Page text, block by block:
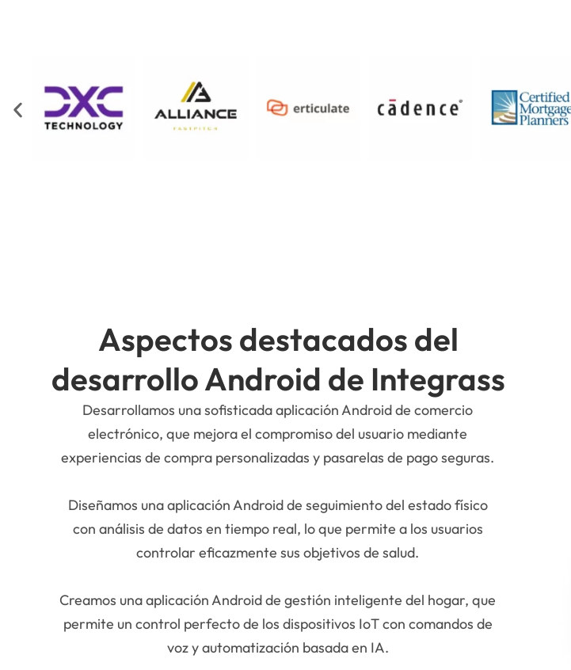
Aspectos destacados del
desarrollo Android de Integrass
Desarrollamos una sofisticada aplicación Android de comercio
electrónico, que mejora el compromiso del usuario mediante
experiencias de compra personalizadas y pasarelas de pago seguras.
Diseñamos una aplicación Android de seguimiento del estado físico
con análisis de datos en tiempo real, lo que permite a los usuarios
controlar eficazmente sus objetivos de salud.
Creamos una aplicación Android de gestión inteligente del hogar, que
permite un control perfecto de los dispositivos IoT con comandos de
voz y automatización basada en IA.